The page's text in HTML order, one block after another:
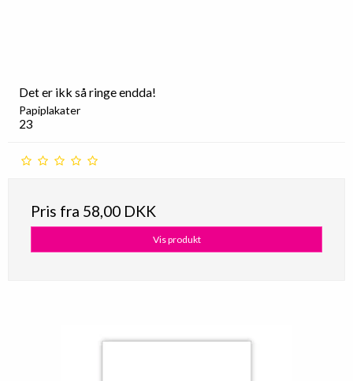
Det er ikk så ringe endda!
Papiplakater
23
Pris fra 58,00 DKK
Vis produkt